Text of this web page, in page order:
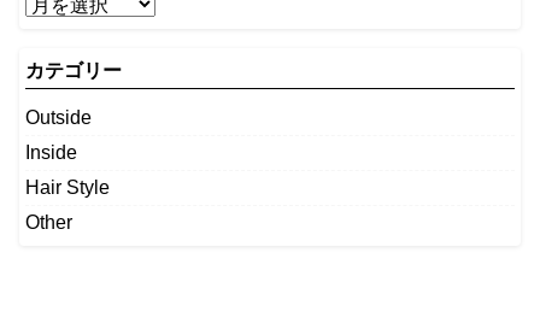
カテゴリー
Outside
Inside
Hair Style
Other